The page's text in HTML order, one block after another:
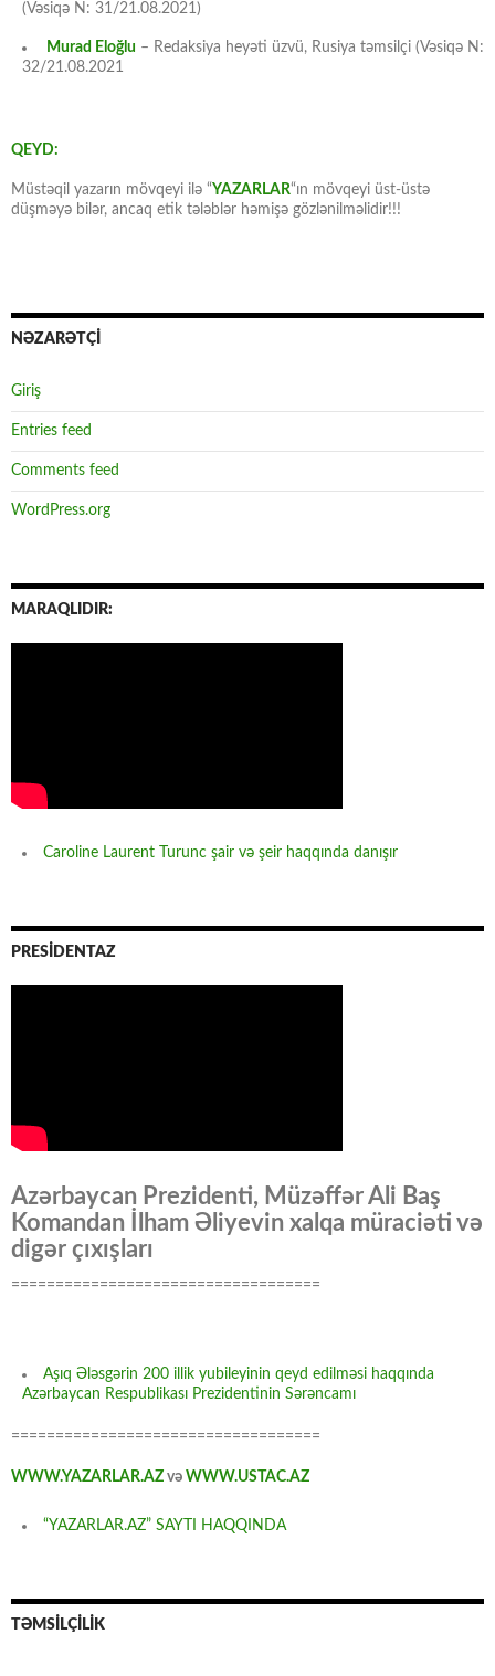
(Vəsiqə N: 31/21.08.2021)
Murad Eloğlu – Redaksiya heyəti üzvü, Rusiya təmsilçi (Vəsiqə N:
32/21.08.2021
QEYD:
Müstəqil yazarın mövqeyi ilə “YAZARLAR“ın mövqeyi üst-üstə
düşməyə bilər, ancaq etik tələblər həmişə gözlənilməlidir!!!
NƏZARƏTÇİ
Giriş
Entries feed
Comments feed
WordPress.org
MARAQLIDIR:
Caroline Laurent Turunc şair və şeir haqqında danışır
PRESİDENTAZ
Azərbaycan Prezidenti, Müzəffər Ali Baş
Komandan İlham Əliyevin xalqa müraciəti və
digər çıxışları
===================================
Aşıq Ələsgərin 200 illik yubileyinin qeyd edilməsi haqqında
Azərbaycan Respublikası Prezidentinin Sərəncamı
===================================
WWW.YAZARLAR.AZ və WWW.USTAC.AZ
“YAZARLAR.AZ” SAYTI HAQQINDA
TƏMSİLÇİLİK